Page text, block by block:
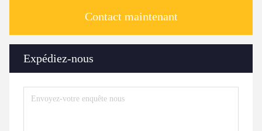
Contact maintenant
Expédiez-nous